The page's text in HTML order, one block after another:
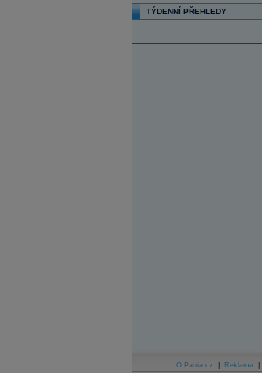
TÝDENNÍ PŘEHLEDY
O Patria.cz Reklama